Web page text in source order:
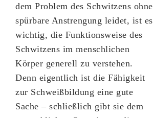
dem Problem des Schwitzens ohne
spürbare Anstrengung leidet, ist es
wichtig, die Funktionsweise des
Schwitzens im menschlichen
Körper generell zu verstehen.
Denn eigentlich ist die Fähigkeit
zur Schweißbildung eine gute
Sache – schließlich gibt sie dem